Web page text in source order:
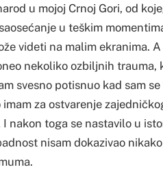
u mojoj Crnoj Gori, od
u teškim
videti na malim ekranima.
nekoliko ozbiljnih trauma,
svesno potisnuo kad sam
za ostvarenje
nakon toga se nastavilo u
nisam dokazivao